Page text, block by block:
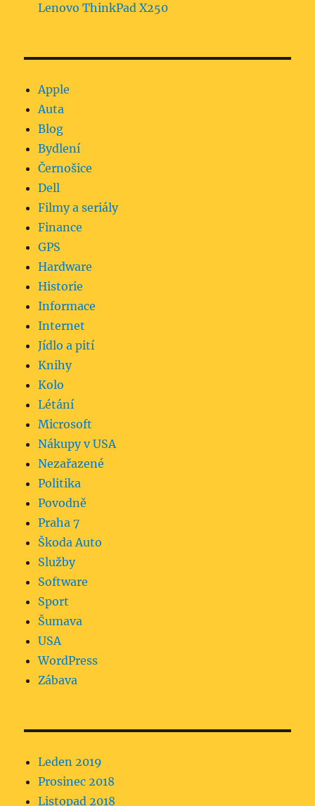
Lenovo ThinkPad X250
Apple
Auta
Blog
Bydlení
Černošice
Dell
Filmy a seriály
Finance
GPS
Hardware
Historie
Informace
Internet
Jídlo a pití
Knihy
Kolo
Létání
Microsoft
Nákupy v USA
Nezařazené
Politika
Povodně
Praha 7
Škoda Auto
Služby
Software
Sport
Šumava
USA
WordPress
Zábava
Leden 2019
Prosinec 2018
Listopad 2018